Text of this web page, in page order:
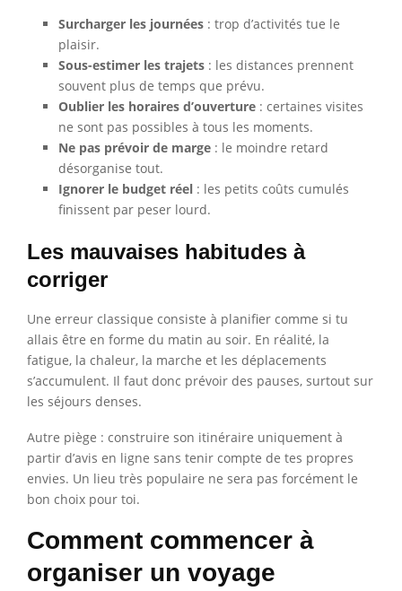
Surcharger les journées : trop d’activités tue le
plaisir.
Sous-estimer les trajets : les distances prennent
souvent plus de temps que prévu.
Oublier les horaires d’ouverture : certaines visites
ne sont pas possibles à tous les moments.
Ne pas prévoir de marge : le moindre retard
désorganise tout.
Ignorer le budget réel : les petits coûts cumulés
finissent par peser lourd.
Les mauvaises habitudes à
corriger
Une erreur classique consiste à planifier comme si tu
allais être en forme du matin au soir. En réalité, la
fatigue, la chaleur, la marche et les déplacements
s’accumulent. Il faut donc prévoir des pauses, surtout sur
les séjours denses.
Autre piège : construire son itinéraire uniquement à
partir d’avis en ligne sans tenir compte de tes propres
envies. Un lieu très populaire ne sera pas forcément le
bon choix pour toi.
Comment commencer à
organiser un voyage